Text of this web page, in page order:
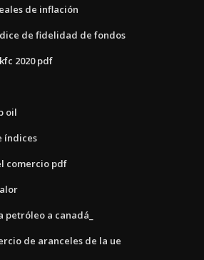
de inflación
de fidelidad de fondos
2020 pdf
oil
índices
comercio pdf
a canadá_
de aranceles de la ue